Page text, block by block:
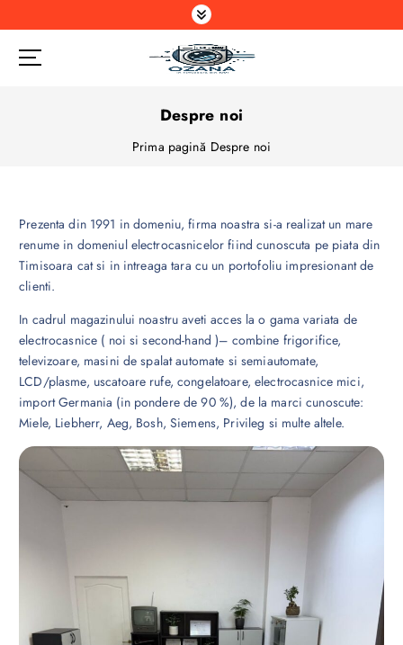
a
Despre noi
Prima pagină Despre noi
Prezenta din 1991 in domeniu, firma noastra si-a realizat un mare
renume in domeniul electrocasnicelor fiind cunoscuta pe piata din
Timisoara cat si in intreaga tara cu un portofoliu impresionant de
clienti.
In cadrul magazinului noastru aveti acces la o gama variata de
electrocasnice ( noi si second-hand )– combine frigorifice,
televizoare, masini de spalat automate si semiautomate,
LCD/plasme, uscatoare rufe, congelatoare, electrocasnice mici,
import Germania (in pondere de 90 %), de la marci cunoscute:
Miele, Liebherr, Aeg, Bosh, Siemens, Privileg si multe altele.